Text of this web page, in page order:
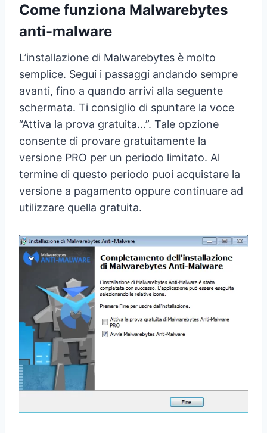
Come funziona Malwarebytes
anti-malware
L’installazione di Malwarebytes è molto
semplice. Segui i passaggi andando sempre
avanti, fino a quando arrivi alla seguente
schermata. Ti consiglio di spuntare la voce
“Attiva la prova gratuita…”. Tale opzione
consente di provare gratuitamente la
versione PRO per un periodo limitato. Al
termine di questo periodo puoi acquistare la
versione a pagamento oppure continuare ad
utilizzare quella gratuita.